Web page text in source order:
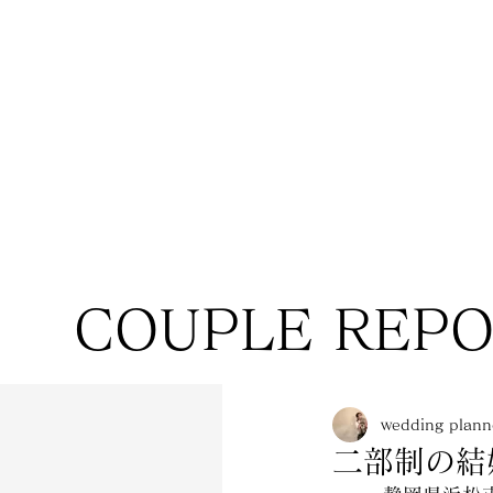
COUPLE
二部制の
wedding